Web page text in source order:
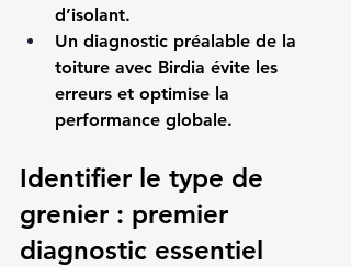
d’isolant.
Un diagnostic préalable de la
toiture avec Birdia évite les
erreurs et optimise la
performance globale.
Identifier le type de
grenier : premier
diagnostic essentiel